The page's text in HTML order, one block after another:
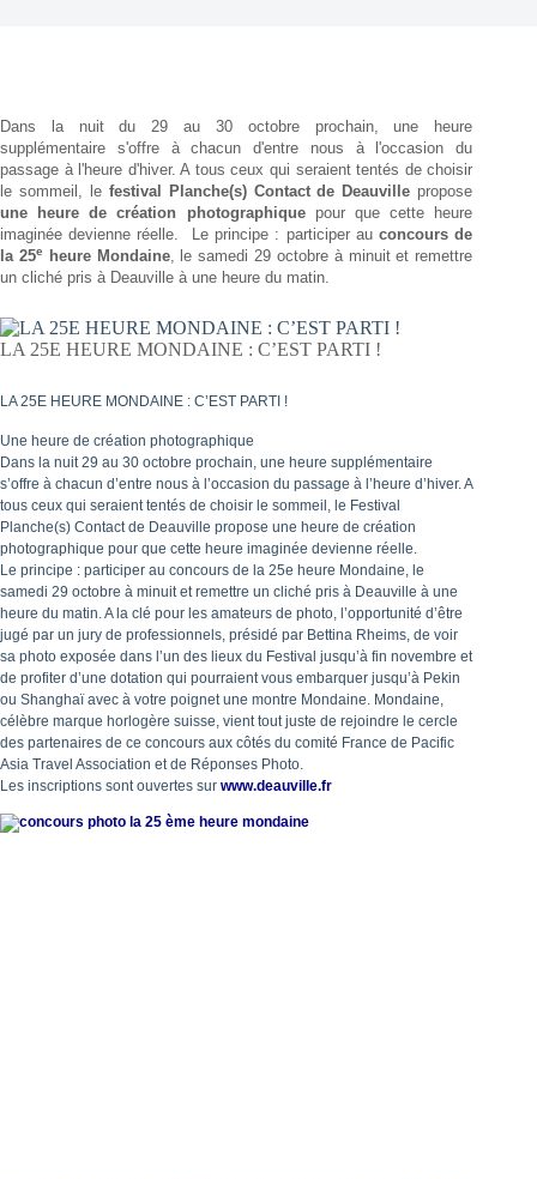
Dans la nuit du 29 au 30 octobre prochain, une heure
supplémentaire s'offre à chacun d'entre nous à l'occasion du
passage à l'heure d'hiver. A tous ceux qui seraient tentés de choisir
le sommeil, le festival Planche(s) Contact de Deauville propose
une heure de création photographiquepour que cette heure
imaginée devienne réelle.
Le principe : participer auconcours de
la 25e heure Mondaine, le samedi 29 octobre à minuit et remettre
un cliché pris à Deauville à une heure du matin.
LA 25E HEURE MONDAINE : C’EST PARTI !
LA 25E HEURE MONDAINE : C’EST PARTI !
Une heure de création photographique
Dans la nuit 29 au 30 octobre prochain, une heure supplémentaire
s’offre à chacun d’entre nous à l’occasion du passage à l’heure d’hiver. A
tous ceux qui seraient tentés de choisir le sommeil, le Festival
Planche(s) Contact de Deauville propose une heure de création
photographique pour que cette heure imaginée devienne réelle.
Le principe : participer au concours de la 25e heure Mondaine, le
samedi 29 octobre à minuit et remettre un cliché pris à Deauville à une
heure du matin. A la clé pour les amateurs de photo, l’opportunité d’être
jugé par un jury de professionnels, présidé par Bettina Rheims, de voir
sa photo exposée dans l’un des lieux du Festival jusqu’à fin novembre et
de profiter d’une dotation qui pourraient vous embarquer jusqu’à Pekin
ou Shanghaï avec à votre poignet une montre Mondaine. Mondaine,
célèbre marque horlogère suisse, vient tout juste de rejoindre le cercle
des partenaires de ce concours aux côtés du comité France de Pacific
Asia Travel Association et de Réponses Photo.
Les inscriptions sont ouvertes sur www.deauville.fr